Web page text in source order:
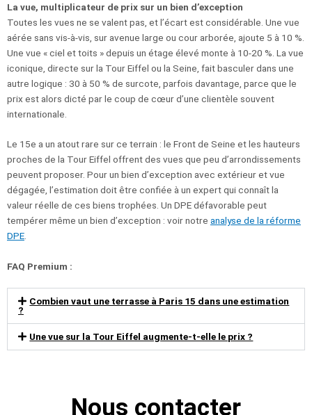
La vue, multiplicateur de prix sur un bien d’exception
Toutes les vues ne se valent pas, et l’écart est considérable. Une vue
aérée sans vis-à-vis, sur avenue large ou cour arborée, ajoute 5 à 10 %.
Une vue « ciel et toits » depuis un étage élevé monte à 10-20 %. La vue
iconique, directe sur la Tour Eiffel ou la Seine, fait basculer dans une
autre logique : 30 à 50 % de surcote, parfois davantage, parce que le
prix est alors dicté par le coup de cœur d’une clientèle souvent
internationale.
Le 15e a un atout rare sur ce terrain : le Front de Seine et les hauteurs
proches de la Tour Eiffel offrent des vues que peu d’arrondissements
peuvent proposer. Pour un bien d’exception avec extérieur et vue
dégagée, l’estimation doit être confiée à un expert qui connaît la
valeur réelle de ces biens trophées. Un DPE défavorable peut
tempérer même un bien d’exception : voir notre analyse de la réforme
DPE.
FAQ Premium :
Combien vaut une terrasse à Paris 15 dans une estimation
?
Une vue sur la Tour Eiffel augmente-t-elle le prix ?
Nous contacter